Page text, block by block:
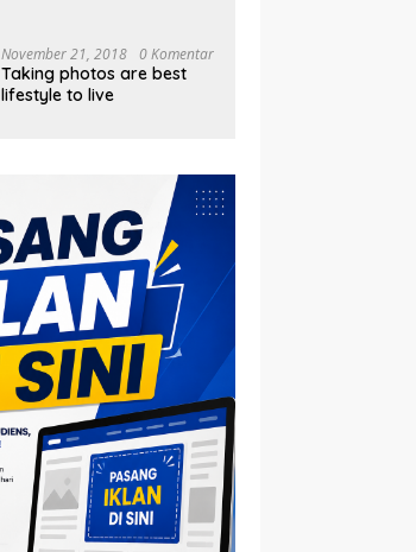
Mangrove
November 21, 2018 0 Komentar
Taking photos are best
lifestyle to live